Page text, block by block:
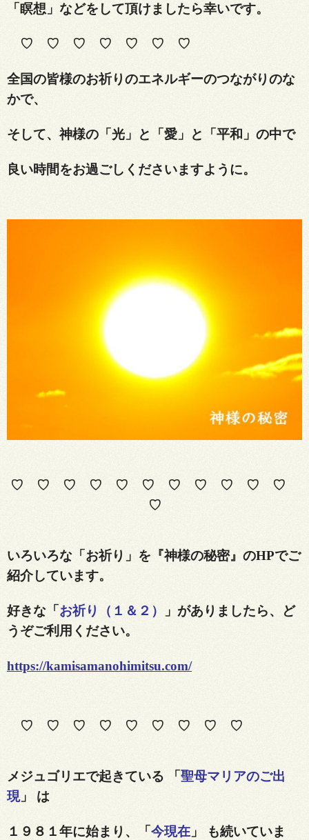
「瞑想」などをして頂けましたら幸いです。
♡ ♡ ♡ ♡ ♡ ♡ ♡
全国の皆様のお祈りのエネルギーのつながりのな
かで、
そして、神様の「光」と「愛」と「平和」の中で
良い時間をお過ごしくださいますように。
♡ ♡ ♡ ♡ ♡ ♡ ♡ ♡ ♡ ♡ ♡
♡
いろいろな「お祈り」を『神様の秘密』のHPでご
紹介しています。
好きな「 お祈り（１＆２）
」がありましたら、ど
うぞご利用ください。
https://kamisamanohimitsu.com/
♡ ♡ ♡ ♡ ♡ ♡ ♡ ♡ ♡
メジュゴリエで起きている 「 聖母マリアのご出
現」 は
１９８１年に始まり、「 今現在 」 も続いていま